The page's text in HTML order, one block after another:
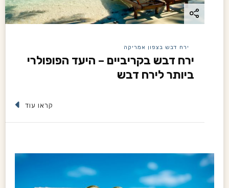
ירח דבש בצפון אמריקה
ירח דבש בקריביים – היעד הפופולרי
ביותר לירח דבש
קראו עוד